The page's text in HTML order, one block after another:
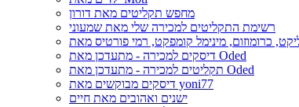
מחפש תקליטים מאת דורון
רשימת התקליטים למכירה שלי מאת שמעוני
דיסקים למכירה - מתעדכן מאת Oded
תקליטים למכירה - מתעדכן מאת Oded
דיסקים מבוקשים מאת yoni77
ישנים ואהובים מאת חיים